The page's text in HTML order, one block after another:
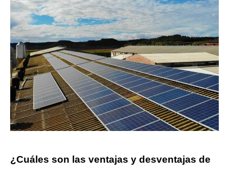
¿Cuáles son las ventajas y desventajas de